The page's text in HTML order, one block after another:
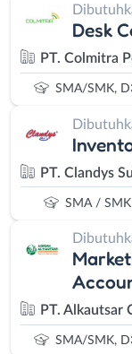
Desk
PT. Colmitra
SMA/SMK,
PT. Clandys
SMA / SMK
PT. Alkautsar
SMA/SMK,